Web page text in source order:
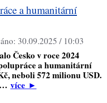
a humanitární
30.09.2025 / 10:03
Česko v roce 2024
a humanitární
neboli 572 milionu USD.
více►